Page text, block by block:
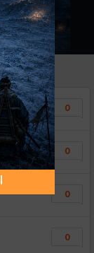
0
0
0
0